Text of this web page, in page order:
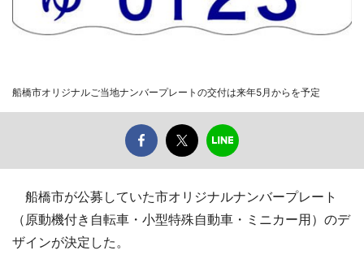
船橋市オリジナルご当地ナンバープレートの交付は来年5月からを予定
船橋市が公募していた市オリジナルナンバープレート
（原動機付き自転車・小型特殊自動車・ミニカー用）のデ
ザインが決定した。